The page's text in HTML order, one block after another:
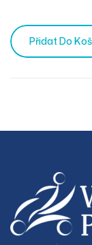
Přidat Do